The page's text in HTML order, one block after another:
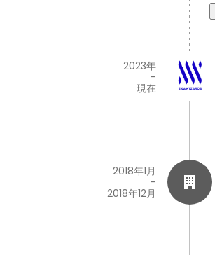
2023年
-
現在
2018年1月
-
2018年12月